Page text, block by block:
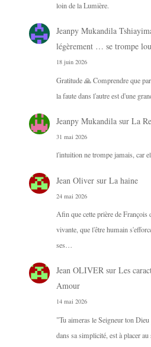
loin de la Lumière.
Jeanpy Mukandila
légèrement … se trompe
18 juin 2026
Gratitude 🙏 Comprendre que
la faute dans l'autre est d'une
Jeanpy Mukandilasur La
31 mai 2026
l'intuition ne trompe jamais, car
Jean Oliversur La haine
24 mai 2026
Afin que cette prière de François
vivante, que l'être humain
ses…
Jean OLIVERsur Les
Amour
14 mai 2026
"Tu aimeras le Seigneur ton Dieu
dans sa simplicité, est à placer